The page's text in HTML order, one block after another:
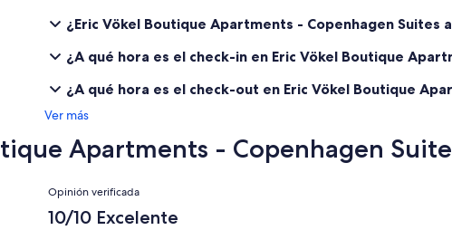
¿Eric Vökel Boutique Apartments - Copenhagen Suites
¿A qué hora es el check-in en Eric Vökel Boutique
¿A qué hora es el check-out en Eric Vökel Boutique
Ver más
Apartments - Copenhagen
Opiniones
Opinión verificada
10/10 Excelente